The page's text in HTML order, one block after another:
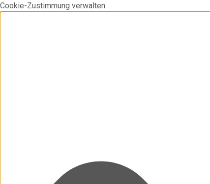
Cookie-Zustimmung verwalten